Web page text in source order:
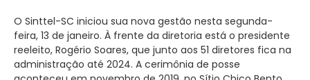
O Sinttel-SC iniciou sua nova gestão nesta segunda-
feira, 13 de janeiro. À frente da diretoria está o presidente
reeleito, Rogério Soares, que junto aos 51 diretores fica na
administração até 2024. A cerimônia de posse